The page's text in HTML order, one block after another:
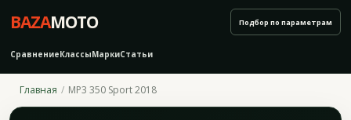
BAZAMOTO
СравнениеКлассыМаркиСтатьи
Подбор по параметрам
Главная MP3 350 Sport 2018